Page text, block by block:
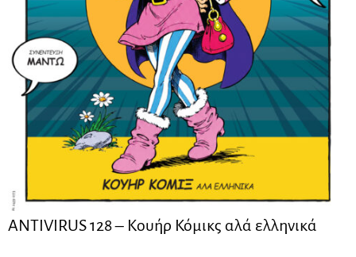
ANTIVIRUS 128 – Kουήρ Κόμικς αλά ελληνικά